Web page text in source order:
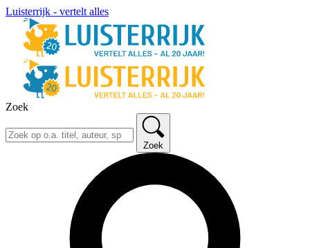
Luisterrijk - vertelt alles
Zoek
Zoek